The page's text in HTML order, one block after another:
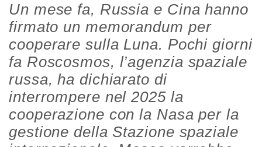
Un mese fa, Russia e Cina hanno
firmato un memorandum per
cooperare sulla Luna. Pochi giorni
fa Roscosmos, l’agenzia spaziale
russa, ha dichiarato di
interrompere nel 2025 la
cooperazione con la Nasa per la
gestione della Stazione spaziale